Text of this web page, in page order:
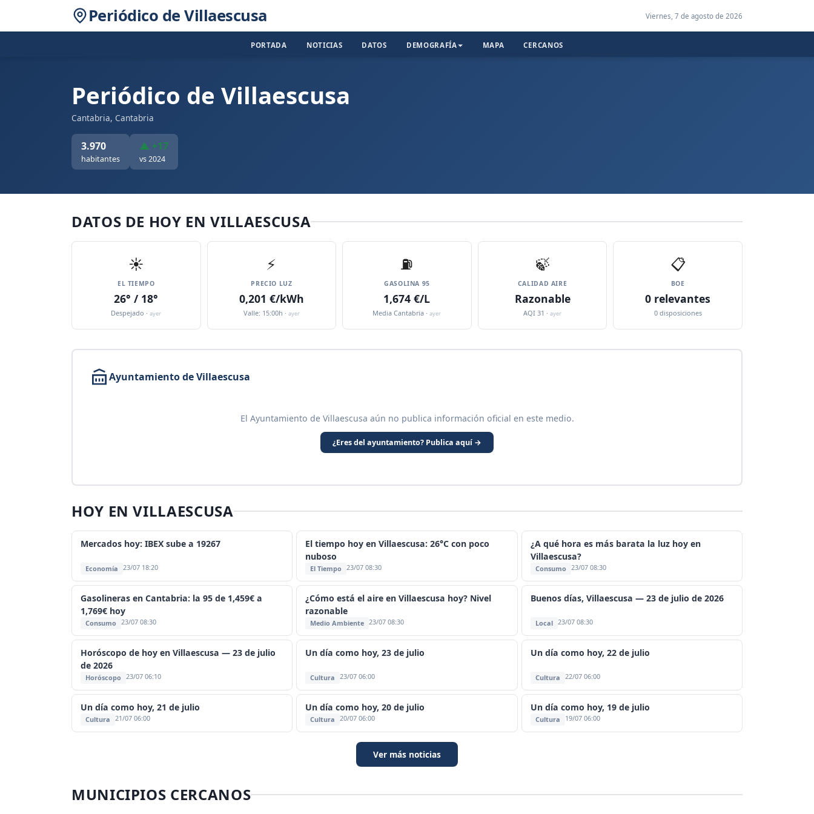
Periódico de Villaescusa Viernes, 7 de agosto de 2026
PORTADA NOTICIAS DATOS DEMOGRAFÍA MAPA CERCANOS
Periódico de Villaescusa
Cantabria, Cantabria
3.970
habitantes
▲ +17
vs 2024
DATOS DE HOY EN VILLAESCUSA
☀️
EL TIEMPO
26° / 18°
Despejado ·ayer
⚡
PRECIO LUZ
0,201 €/kWh
Valle: 15:00h · ayer
⛽️
GASOLINA 95
1,674 €/L
Media Cantabria ·ayer
🍃
CALIDAD AIRE
Razonable
AQI 31 ·ayer
📋
BOE
0 relevantes
0 disposiciones
Ayuntamiento de Villaescusa
El Ayuntamiento de Villaescusa aún no publica información oficial en este medio.
¿Eres del ayuntamiento? Publica aquí →
HOY EN VILLAESCUSA
Mercados hoy: IBEX sube a 19267
Economía 23/07 18:20
El tiempo hoy en Villaescusa: 26°C con poco
nuboso
El Tiempo 23/07 08:30
¿A qué hora es más barata la luz hoy en
Villaescusa?
Consumo 23/07 08:30
Gasolineras en Cantabria: la 95 de 1,459€ a
1,769€ hoy
Consumo 23/07 08:30
¿Cómo está el aire en Villaescusa hoy? Nivel
razonable
Medio Ambiente 23/07 08:30
Buenos días, Villaescusa — 23 de julio de 2026
Local 23/07 08:30
Horóscopo de hoy en Villaescusa — 23 de julio
de 2026
Horóscopo 23/07 06:10
Un día como hoy, 23 de julio
Cultura 23/07 06:00
Un día como hoy, 22 de julio
Cultura 22/07 06:00
Un día como hoy, 21 de julio
Cultura 21/07 06:00
Un día como hoy, 20 de julio
Cultura 20/07 06:00
Un día como hoy, 19 de julio
Cultura 19/07 06:00
Ver más noticias
MUNICIPIOS CERCANOS